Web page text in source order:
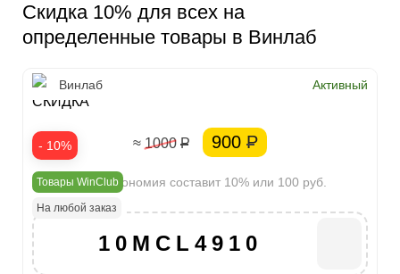
Скидка 10% для всех на
определенные товары в Винлаб
- 10%
10%
СКИДКА
Винлаб Активный
≈ 1000 Р 900 Р
Ваша экономия составит 10% или 100 руб.
10MCL4910
Товары WinClub
На любой заказ